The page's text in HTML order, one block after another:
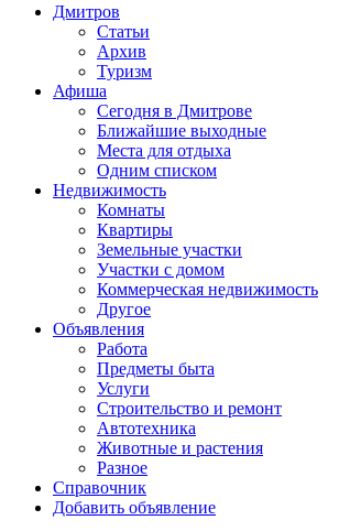
Дмитров
Статьи
Архив
Туризм
Афиша
Сегодня в Дмитрове
Ближайшие выходные
Места для отдыха
Одним списком
Недвижимость
Комнаты
Квартиры
Земельные участки
Участки с домом
Коммерческая недвижимость
Другое
Объявления
Работа
Предметы быта
Услуги
Строительство и ремонт
Автотехника
Животные и растения
Разное
Справочник
Добавить объявление